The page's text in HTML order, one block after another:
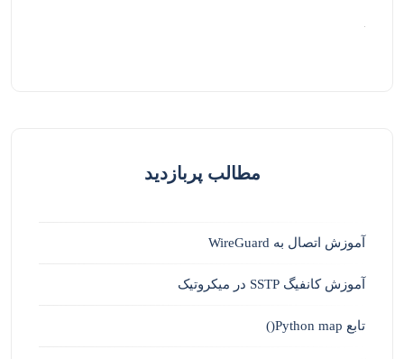
مطالب پربازدید
آموزش اتصال به WireGuard
آموزش کانفیگ SSTP در میکروتیک
تابع Python map()